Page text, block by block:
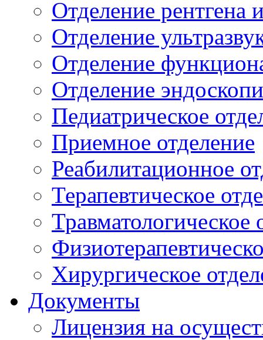
Отделение рентгена
Отделение
Отделение
Отделение
Педиатрическое
Приемное отделение
Реабилитационное
Терапевтическое
Травматологическое
Хирургическое
Документы
Лицензия на